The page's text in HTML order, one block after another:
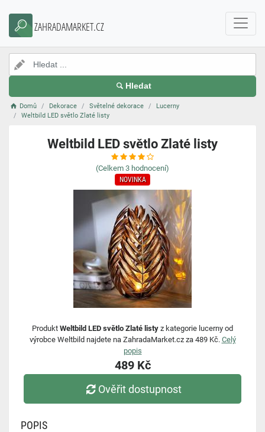
ZAHRADAMARKET.CZ
Hledat
Domů Dekorace Světelné dekorace
Lucerny
Weltbild LED světlo Zlaté listy
Weltbild LED světlo Zlaté listy
(Celkem 3 hodnocení)
NOVINKA
Produkt Weltbild LED světlo Zlaté listy z kategorie lucerny od
výrobce Weltbild najdete na ZahradaMarket.cz za 489 Kč. Celý
popis
489 Kč
Ověřit dostupnost
POPIS